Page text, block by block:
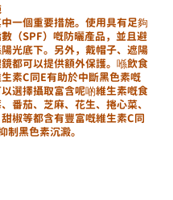
一個重要措施。使用具有足夠
（SPF）嘅防曬產品，並且避
光底下。另外，戴帽子、遮陽
都可以提供額外保護。喺飲食
素C同E有助於中斷黑色素嘅
選擇攝取富含呢啲維生素嘅食
番茄、芝麻、花生、捲心菜、
椒等都含有豐富嘅維生素C同
制黑色素沉澱。